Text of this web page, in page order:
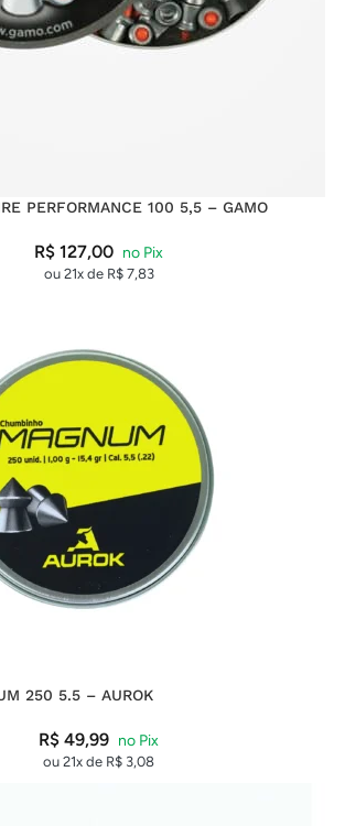
PERFORMANCE 100 5,5 – GAMO
R$127,00
ou 21x de R$7,83
250 5.5 – AUROK
R$49,99
ou 21x de R$ 3,08